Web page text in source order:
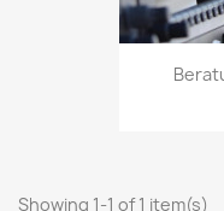
Showing 1-1 of 1 item(s)